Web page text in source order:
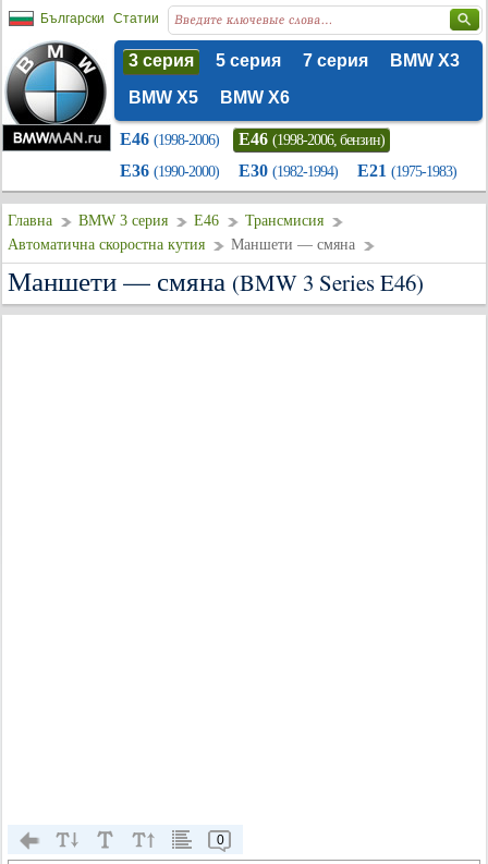
Български Статии
3 серия 5 серия 7 серия
BMW X3
BMW X5
BMW X6
E46 (1998-2006) E46 (1998-2006, бензин)
E36 (1990-2000) E30 (1982-1994) E21 (1975-1983)
Главна BMW 3 серия E46
Трансмисия
Автоматична скоростна кутия
Маншети — смяна
Маншети — смяна (BMW 3 Series E46)
0